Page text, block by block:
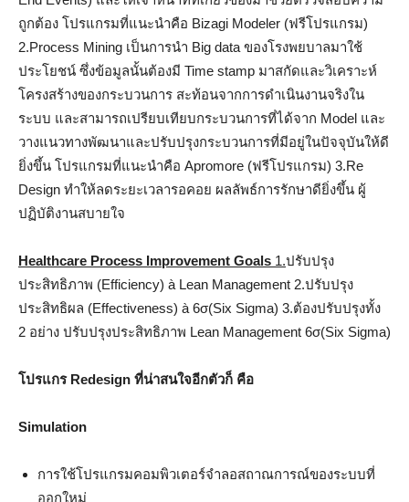
ถูกต้อง โปรแกรมที่แนะนำคือ Bizagi Modeler (ฟรีโปรแกรม)
2.Process Mining เป็นการนำ Big data ของโรงพยบาลมาใช้
ประโยชน์ ซึ่งข้อมูลนั้นต้องมี Time stamp มาสกัดและวิเคราะห์
โครงสร้างของกระบวนการ สะท้อนจากการดำเนินงานจริงใน
ระบบ และสามารถเปรียบเทียบกระบวนการที่ได้จาก Model และ
วางแนวทางพัฒนาและปรับปรุงกระบวนการที่มีอยู่ในปัจจุบันให้ดี
ยิ่งขึ้น โปรแกรมที่แนะนำคือ Apromore (ฟรีโปรแกรม) 3.Re
Design ทำให้ลดระยะเวลารอคอย ผลลัพธ์การรักษาดียิ่งขึ้น ผู้
ปฏิบัติงานสบายใจ
Healthcare Process Improvement Goals 1.ปรับปรุง
ประสิทธิภาพ (Efficiency) à Lean Management 2.ปรับปรุง
ประสิทธิผล (Effectiveness) à 6σ(Six Sigma) 3.ต้องปรับปรุงทั้ง
2 อย่าง ปรับปรุงประสิทธิภาพ Lean Management 6σ(Six Sigma)
โปรแกร Redesign ที่น่าสนใจอีกตัวก็ คือ
Simulation
การใช้โปรแกรมคอมพิวเตอร์จำลอสถาณการณ์ของระบบที่
ออกใหม่